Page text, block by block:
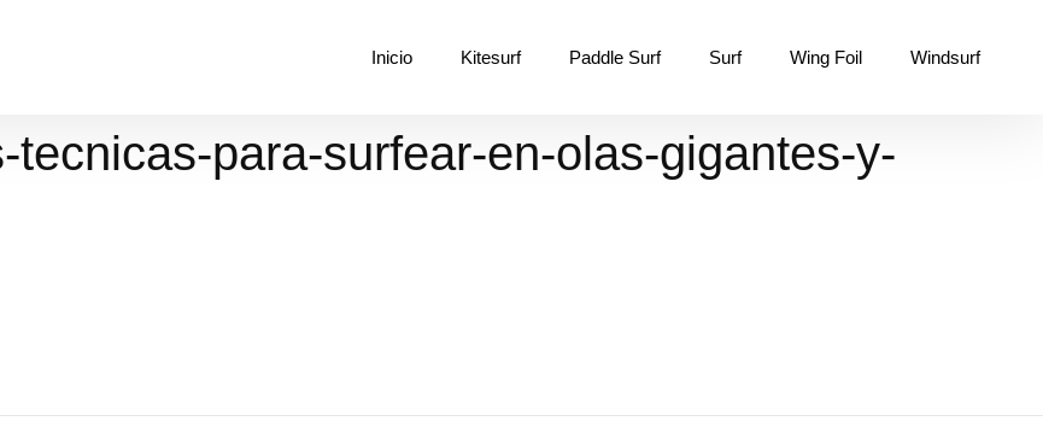
Inicio Kitesurf Paddle Surf Surf Wing Foil Windsurf
para-surfear-en-olas-gigantes-y-